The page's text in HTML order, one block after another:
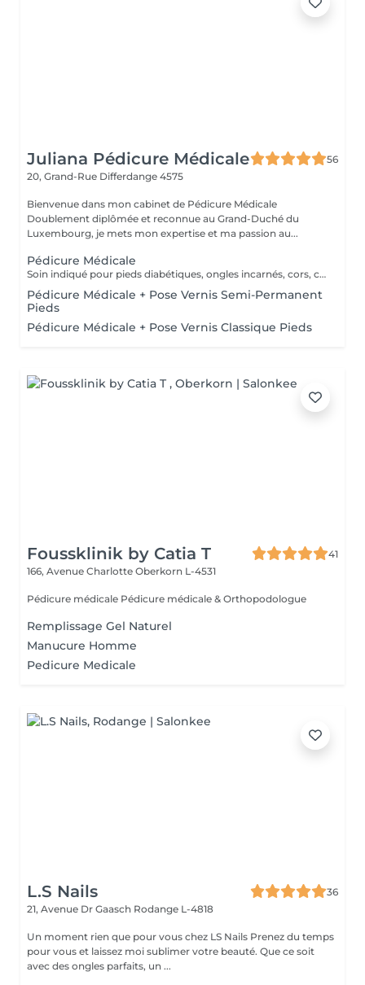
Juliana Pédicure Médicale
56
20, Grand-Rue Differdange 4575
Bienvenue dans mon cabinet de Pédicure Médicale
Doublement diplômée et reconnue au Grand-Duché du
Luxembourg, je mets mon expertise et ma passion au...
Pédicure Médicale
Soin indiqué pour pieds diabétiques, ongles incarnés, cors, callosités, crevasse et mycoses. Un supplément de 10€ será demandé en cas des grosses callosités.
Pédicure Médicale + Pose Vernis Semi-Permanent
Pieds
Pédicure Médicale + Pose Vernis Classique Pieds
Foussklinik by Catia T
41
166, Avenue Charlotte Oberkorn L-4531
Pédicure médicale Pédicure médicale & Orthopodologue
Remplissage Gel Naturel
Manucure Homme
Pedicure Medicale
L.S Nails
36
21, Avenue Dr Gaasch Rodange L-4818
Un moment rien que pour vous chez LS Nails Prenez du temps
pour vous et laissez moi sublimer votre beauté. Que ce soit
avec des ongles parfaits, un ...